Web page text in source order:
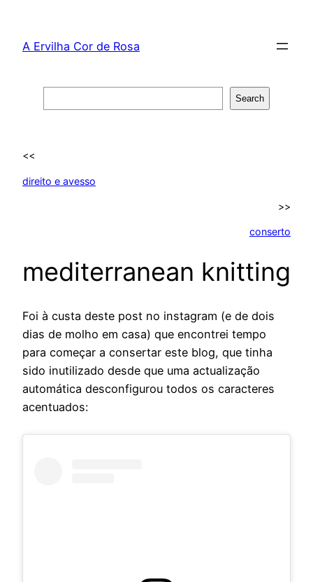
content
A Ervilha Cor de Rosa
Search
<<
direito e avesso
>>
conserto
mediterranean knitting
Foi à custa deste post no instagram (e de dois
dias de molho em casa) que encontrei tempo
para começar a consertar este blog, que tinha
sido inutilizado desde que uma actualização
automática desconfigurou todos os caracteres
acentuados: